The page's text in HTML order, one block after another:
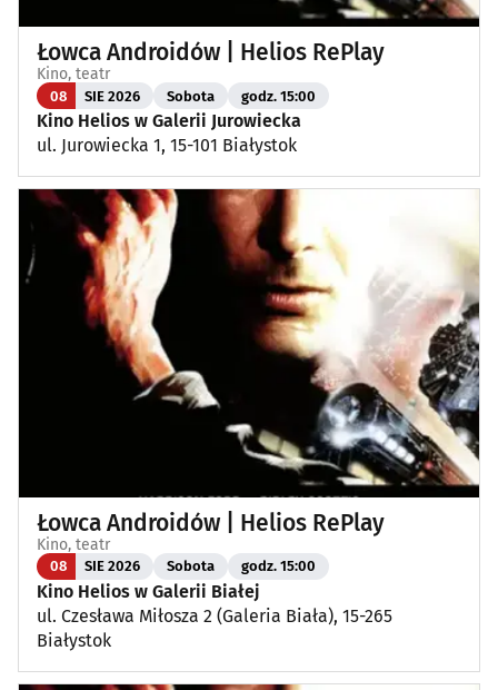
Łowca Androidów | Helios RePlay
Kino, teatr
08 SIE 2026 Sobota godz. 15:00
Kino Helios w Galerii Jurowiecka
ul. Jurowiecka 1, 15-101 Białystok
Łowca Androidów | Helios RePlay
Kino, teatr
08 SIE 2026 Sobota godz. 15:00
Kino Helios w Galerii Białej
ul. Czesława Miłosza 2 (Galeria Biała), 15-265
Białystok